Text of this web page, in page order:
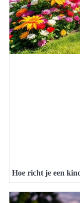
Hoe richt je een